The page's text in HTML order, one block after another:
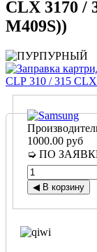
CLX 3170 /
M409S))
1000.00 руб
➭ ПО